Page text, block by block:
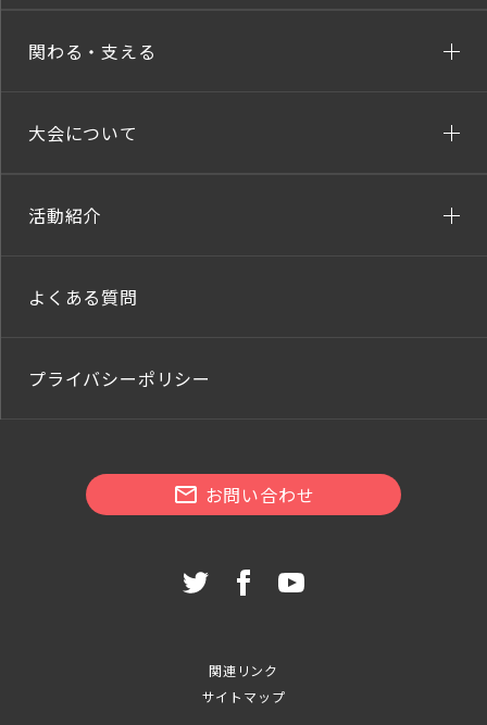
関わる・支える
大会について
活動紹介
よくある質問
プライバシーポリシー
お問い合わせ
関連リンク
サイトマップ